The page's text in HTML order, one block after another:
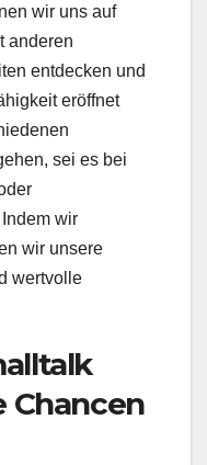
wir uns auf
anderen
entdecken und
eröffnet
sei es bei
wir
wir unsere
wertvolle
Chancen